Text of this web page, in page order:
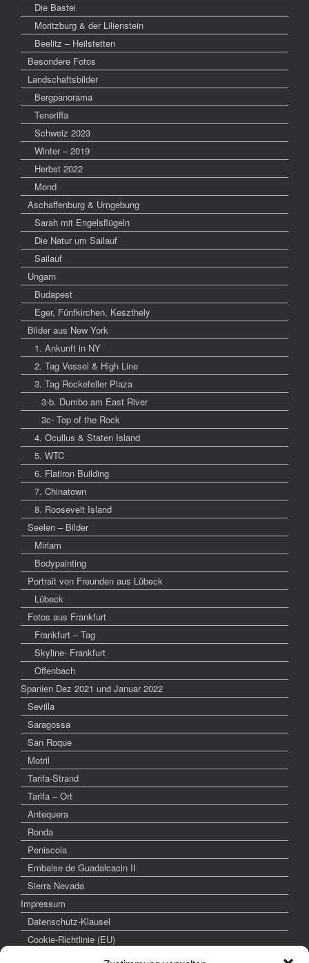
Die Bastei
Moritzburg & der Lilienstein
Beelitz – Heilstetten
Besondere Fotos
Landschaftsbilder
Bergpanorama
Teneriffa
Schweiz 2023
Winter – 2019
Herbst 2022
Mond
Aschaffenburg & Umgebung
Sarah mit Engelsflügeln
Die Natur um Sailauf
Sailauf
Ungarn
Budapest
Eger, Fünfkirchen, Keszthely
Bilder aus New York
1. Ankunft in NY
2. Tag Vessel & High Line
3. Tag Rockefeller Plaza
3-b. Dumbo am East River
3c- Top of the Rock
4. Ocullus & Staten Island
5. WTC
6. Flatiron Building
7. Chinatown
8. Roosevelt Island
Seelen – Bilder
Miriam
Bodypainting
Portrait von Freunden aus Lübeck
Lübeck
Fotos aus Frankfurt
Frankfurt – Tag
Skyline- Frankfurt
Offenbach
Spanien Dez 2021 und Januar 2022
Sevilla
Saragossa
San Roque
Motril
Tarifa-Strand
Tarifa – Ort
Antequera
Ronda
Peniscola
Embalse de Guadalcacin II
Sierra Nevada
Impressum
Datenschutz-Klausel
Cookie-Richtlinie (EU)